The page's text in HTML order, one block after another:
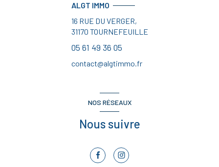
ALGT IMMO
16 RUE DU VERGER,
31170 TOURNEFEUILLE
05 61 49 36 05
contact@algtimmo.fr
NOS RÉSEAUX
Nous suivre